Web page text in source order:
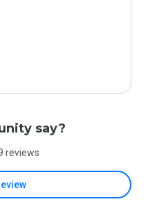
say?
reviews